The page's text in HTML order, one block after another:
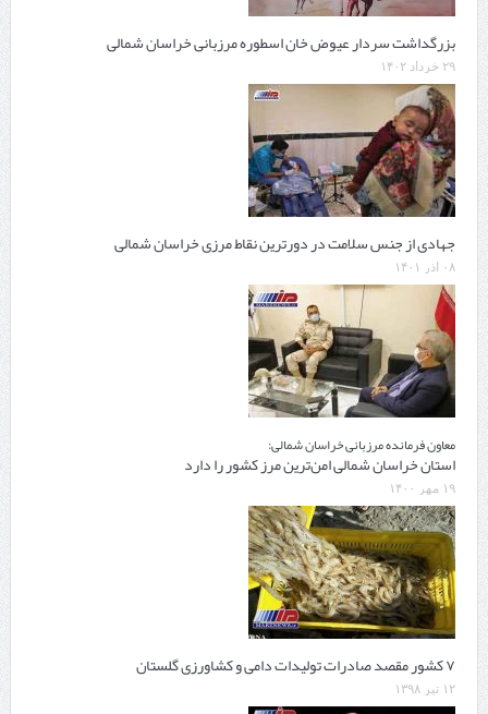
بزرگداشت سردار عیوض خان اسطوره مرزبانی خراسان شمالی
۲۹ خرداد ۱۴۰۲
جهادی از جنس سلامت در دورترین نقاط مرزی خراسان شمالی
۰۸ آذر ۱۴۰۱
معاون فرمانده مرزبانی خراسان شمالی:
استان خراسان شمالی امن‌ترین مرز کشور را دارد
۱۹ مهر ۱۴۰۰
۷ کشور مقصد صادرات تولیدات دامی و کشاورزی گلستان
۱۲ تیر ۱۳۹۸